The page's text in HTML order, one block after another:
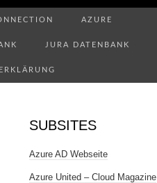
AZURE
JURA DATENBANK
SUBSITES
Azure AD Webseite
Azure United – Cloud Magazine